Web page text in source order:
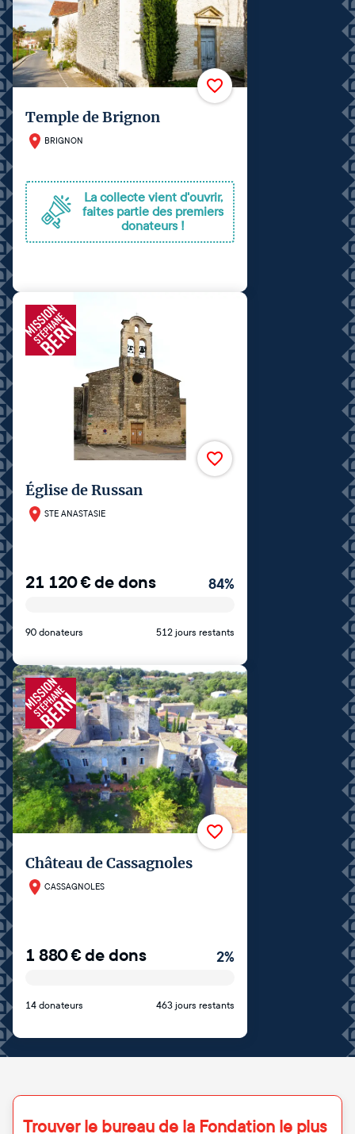
Temple de Brignon
BRIGNON
La collecte vient d'ouvrir,
faites partie des premiers
donateurs !
Église de Russan
STE ANASTASIE
21 120€de dons 84%
90 donateurs 512 jours restants
Château de Cassagnoles
CASSAGNOLES
1 880€de dons 2%
14 donateurs 463 jours restants
Trouver le bureau de la Fondation le plus